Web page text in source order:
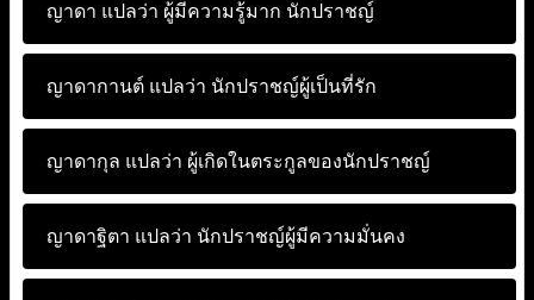
ญาดา แปลว่า ผู้มีความรู้มาก นักปราชญ์
ญาดากานต์ แปลว่า นักปราชญ์ผู้เป็นที่รัก
ญาดากุล แปลว่า ผู้เกิดในตระกูลของนักปราชญ์
ญาดาฐิตา แปลว่า นักปราชญ์ผู้มีความมั่นคง